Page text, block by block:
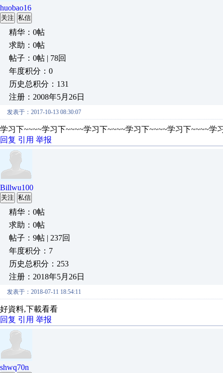
huobao16
关注 私信
精华：0帖
求助：0帖
帖子：0帖 | 78回
年度积分：0
历史总积分：131
注册：2008年5月26日
发表于：2017-10-13 08:30:07
学习下~~~~学习下~~~~学习下~~~~学习下~~~~学习下~~~~学
回复 引用 举报
Billwu100
关注 私信
精华：0帖
求助：0帖
帖子：9帖 | 237回
年度积分：7
历史总积分：253
注册：2018年5月26日
发表于：2018-07-11 18:54:11
好資料,下載看看
回复 引用 举报
shwq70n